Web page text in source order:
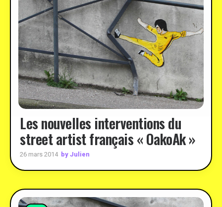
Les nouvelles interventions du
street artist français « OakoAk »
26 mars 2014 by Julien